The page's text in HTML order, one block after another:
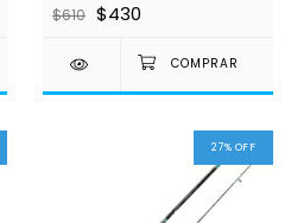
$610 $430
27% OFF